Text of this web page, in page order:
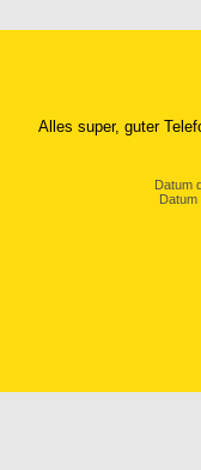
Alles super, guter
Datum
Datum